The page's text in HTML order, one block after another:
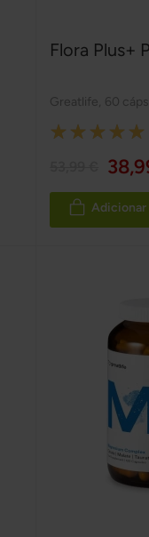
Flora Plus+
Greatlife 60
Rating:
Adicionar